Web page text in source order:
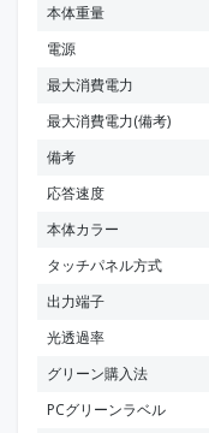
本体重量
電源
最大消費電力
最大消費電力(備考)
備考
応答速度
本体カラー
タッチパネル方式
出力端子
光透過率
グリーン購入法
PCグリーンラベル